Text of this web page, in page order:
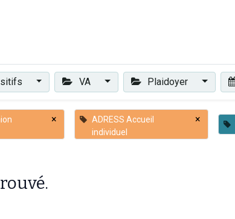
VA Plaidoyer
×
ADRESS Accueil
individuel
×